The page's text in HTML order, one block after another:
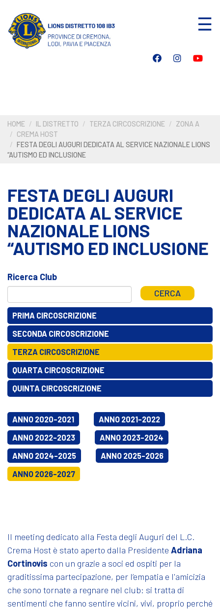
contenuto
principale
☰
HOME IL DISTRETTO TERZA CIRCOSCRIZIONE
ZONA A
CREMA HOST
FESTA DEGLI AUGURI DEDICATA AL SERVICE NAZIONALE LIONS
“AUTISMO ED INCLUSIONE
FESTA DEGLI AUGURI
DEDICATA AL SERVICE
NAZIONALE LIONS
“AUTISMO ED INCLUSIONE
Ricerca Club
CERCA
PRIMA CIRCOSCRIZIONE
SECONDA CIRCOSCRIZIONE
TERZA CIRCOSCRIZIONE
QUARTA CIRCOSCRIZIONE
QUINTA CIRCOSCRIZIONE
ANNO 2020-2021
ANNO 2021-2022
ANNO 2022-2023
ANNO 2023-2024
ANNO 2024-2025
ANNO 2025-2026
ANNO 2026-2027
Il meeting dedicato alla Festa degli Auguri del L.C.
Crema Host è stato aperto dalla Presidente Adriana
Cortinovis con un grazie a soci ed ospiti per la
graditissima partecipazione, per l’empatia e l'amicizia
che sono tornate a regnare nel club: si tratta di
sentimenti che fanno sentire vicini, vivi, proprio perché